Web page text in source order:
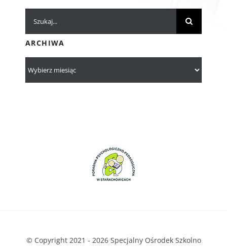
ARCHIWA
© Copyright 2021 - 2026 Specjalny Ośrodek Szkolno